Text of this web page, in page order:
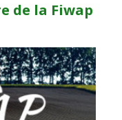
de la Fiwap